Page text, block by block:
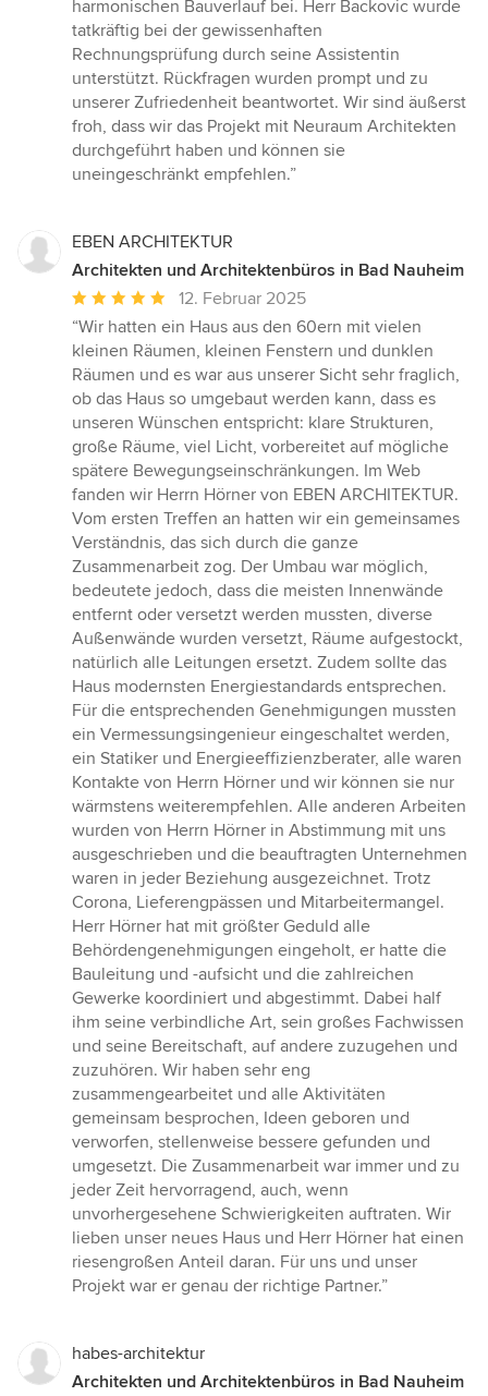
harmonischen Bauverlauf bei. Herr Backovic wurde
tatkräftig bei der gewissenhaften
Rechnungsprüfung durch seine Assistentin
unterstützt. Rückfragen wurden prompt und zu
unserer Zufriedenheit beantwortet. Wir sind äußerst
froh, dass wir das Projekt mit Neuraum Architekten
durchgeführt haben und können sie
uneingeschränkt empfehlen.”
EBEN ARCHITEKTUR
Architekten und Architektenbüros in Bad Nauheim
Durchschnittliche
Bewertung:
5
von
5
Sternen
12. Februar 2025
“Wir hatten ein Haus aus den 60ern mit vielen
kleinen Räumen, kleinen Fenstern und dunklen
Räumen und es war aus unserer Sicht sehr fraglich,
ob das Haus so umgebaut werden kann, dass es
unseren Wünschen entspricht: klare Strukturen,
große Räume, viel Licht, vorbereitet auf mögliche
spätere Bewegungseinschränkungen. Im Web
fanden wir Herrn Hörner von EBEN ARCHITEKTUR.
Vom ersten Treffen an hatten wir ein gemeinsames
Verständnis, das sich durch die ganze
Zusammenarbeit zog. Der Umbau war möglich,
bedeutete jedoch, dass die meisten Innenwände
entfernt oder versetzt werden mussten, diverse
Außenwände wurden versetzt, Räume aufgestockt,
natürlich alle Leitungen ersetzt. Zudem sollte das
Haus modernsten Energiestandards entsprechen.
Für die entsprechenden Genehmigungen mussten
ein Vermessungsingenieur eingeschaltet werden,
ein Statiker und Energieeffizienzberater, alle waren
Kontakte von Herrn Hörner und wir können sie nur
wärmstens weiterempfehlen. Alle anderen Arbeiten
wurden von Herrn Hörner in Abstimmung mit uns
ausgeschrieben und die beauftragten Unternehmen
waren in jeder Beziehung ausgezeichnet. Trotz
Corona, Lieferengpässen und Mitarbeitermangel.
Herr Hörner hat mit größter Geduld alle
Behördengenehmigungen eingeholt, er hatte die
Bauleitung und -aufsicht und die zahlreichen
Gewerke koordiniert und abgestimmt. Dabei half
ihm seine verbindliche Art, sein großes Fachwissen
und seine Bereitschaft, auf andere zuzugehen und
zuzuhören. Wir haben sehr eng
zusammengearbeitet und alle Aktivitäten
gemeinsam besprochen, Ideen geboren und
verworfen, stellenweise bessere gefunden und
umgesetzt. Die Zusammenarbeit war immer und zu
jeder Zeit hervorragend, auch, wenn
unvorhergesehene Schwierigkeiten auftraten. Wir
lieben unser neues Haus und Herr Hörner hat einen
riesengroßen Anteil daran. Für uns und unser
Projekt war er genau der richtige Partner.”
habes-architektur
Architekten und Architektenbüros in Bad Nauheim